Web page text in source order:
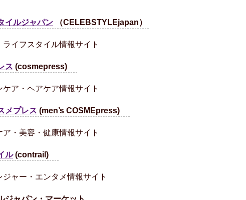
イルジャパン （CELEBSTYLEjapan）
ライフスタイル情報サイト
ス (cosmepress)
ケア・ヘアケア情報サイト
メプレス (men’s COSMEpress)
ア・美容・健康情報サイト
ル(contrail)
ジャー・エンタメ情報サイト